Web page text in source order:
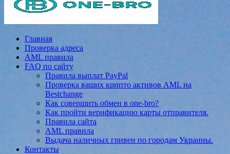
Главная
Проверка адреса
AML правила
FAQ по сайту
Правила выплат PayPal
Проверка ваших крипто активов AML на
Bestchange
Как совершить обмен в one-bro?
Как пройти верификацию карты отправителя.
Правила сайта
AML правила
Выдача наличных гривен по городам Украины.
Контакты